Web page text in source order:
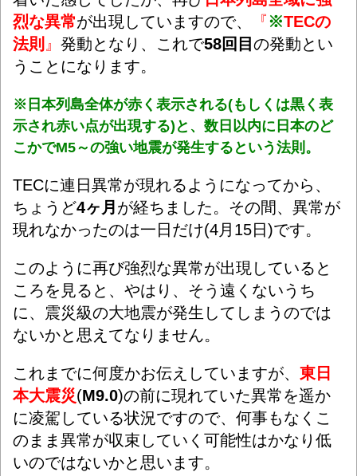
烈な異常が出現していますので、 『※TECの
法則 』 発動となり、これで58回目 の発動とい
うことになります。
※日本列島全体が赤く表示される(もしくは黒く表
示され赤い点が出現する)と、数日以内に日本のど
こかでM5～の強い地震が発生するという法則。
TECに連日異常が現れるようになってから、
ちょうど4ヶ月 が経ちました。その間、異常が
現れなかったのは一日だけ(4月15日)です。
このように再び強烈な異常が出現していると
ころを見ると、やはり、そう遠くないうち
に、震災級の大地震が発生してしまうのでは
ないかと思えてなりません。
これまでに何度かお伝えしていますが、 東日
本大震災(M9.0)の前に現れていた異常を遥か
に凌駕している状況ですので、何事もなくこ
のまま異常が収束していく可能性はかなり低
いのではないかと思います。